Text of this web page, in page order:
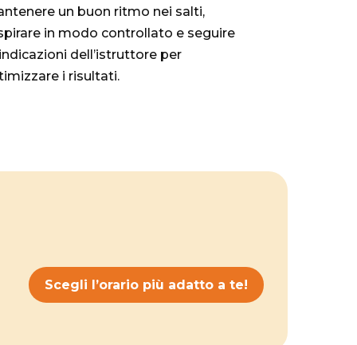
un buon ritmo nei salti,
in modo controllato e seguire
dell’istruttore per
i risultati.
Scegli l’orario più adatto a te!